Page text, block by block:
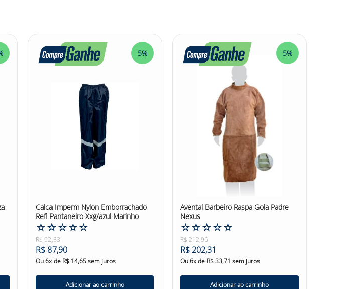
à saúde, por isso o Avental Barbeiro Lona Elástico 110x65cm TKVB conta
seu Avental Barbeiro Lona Elástico 110x65cm TKVB na Net Suprimentos. Proteja-
#aventalbarbeirolona #Aventallona #AventalTKVB #TKVB
5%
Calca Imperm Nylon Emborrachado
Refl Pantaneiro Xxg/azul Marinho
☆☆☆☆☆
R$92,53
R$ 87,90
Ou6x de R$ 14,65sem juros
Adicionar ao carrinho
5%
Avental Barbeiro Raspa Gola Padre
Nexus
☆☆☆☆☆
R$212,96
R$202,31
Ou6x de R$33,71 sem juros
Adicionar ao carrinho